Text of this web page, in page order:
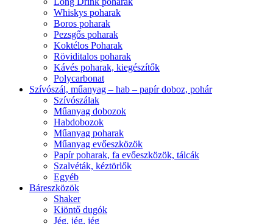
Whiskys poharak
Boros poharak
Pezsgős poharak
Koktélos Poharak
Röviditalos poharak
Kávés poharak, kiegészítők
Polycarbonat
Szívószál, műanyag – hab – papír doboz, pohár
Szívószálak
Műanyag dobozok
Habdobozok
Műanyag poharak
Műanyag evőeszközök
Papír poharak, fa evőeszközök, tálcák
Szalvéták, kéztörlők
Egyéb
Báreszközök
Shaker
Kiöntő dugók
Jég, jég, jég